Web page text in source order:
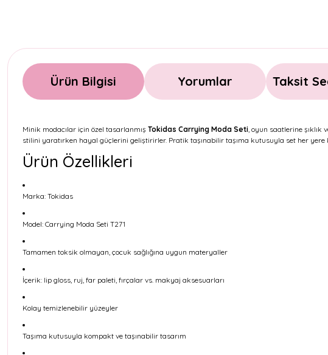
Ürün Bilgisi Yorumlar Taksit
Minik modacılar için özel tasarlanmış Tokidas Carrying Moda Seti, oyun saatlerine şıklık
stilini yaratırken hayal güçlerini geliştirirler. Pratik taşınabilir taşıma kutusuyla set her
Ürün Özellikleri
Marka: Tokidas
Model: Carrying Moda Seti T271
Tamamen toksik olmayan, çocuk sağlığına uygun materyaller
İçerik: lip gloss, ruj, far paleti, fırçalar vs. makyaj aksesuarları
Kolay temizlenebilir yüzeyler
Taşıma kutusuyla kompakt ve taşınabilir tasarım